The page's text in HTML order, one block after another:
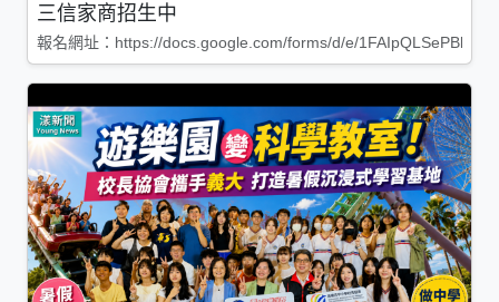
三信家商招生中
報名網址：https://docs.google.com/forms/d/e/